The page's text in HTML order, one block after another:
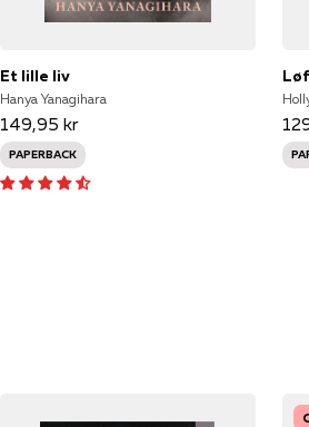
Et lille liv
Hanya Yanagihara
149,95 kr
PAPERBACK